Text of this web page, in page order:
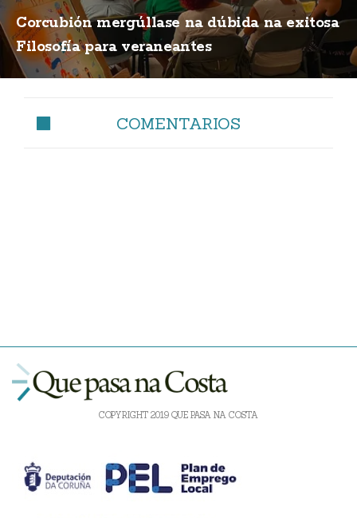
Corcubión mergúllase na dúbida na exitosa
Filosofía para veraneantes
COMENTARIOS
COPYRIGHT 2019 QUE PASA NA COSTA